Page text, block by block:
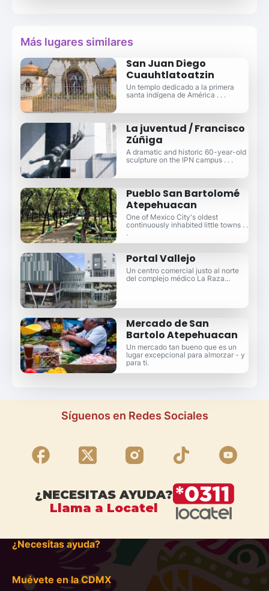
Más lugares similares
San Juan Diego
Cuauhtlatoatzin
Un templo dedicado a la primera
santa indígena de América . . .
La juventud / Francisco
Zúñiga
A dramatic and historic 60-year-old
sculpture on the IPN campus . . .
Pueblo San Bartolomé
Atepehuacan
One of Mexico City's oldest
continuously inhabited little towns . .
.
Portal Vallejo
Un centro comercial justo al norte
del complejo médico La Raza...
Mercado de San
Bartolo Atepehuacan
Un mercado tan bueno que es un
lugar excepcional para almorzar - y
para ti.
Síguenos en Redes Sociales
¿NECESITAS AYUDA?
Llama a Locatel
¿Necesitas ayuda?
Muévete en la CDMX